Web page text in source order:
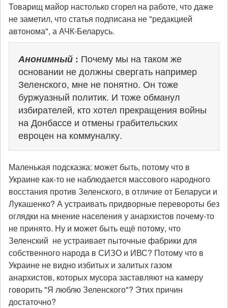
Товарищ майор настолько сгорел на работе, что даже
не заметил, что статья подписана не "редакцией
автонома", а АЧК-Беларусь.
Анонимный: Почему мы на таком же
основании не должны свергать например
Зеленского, мне не понятно. Он тоже
буржуазный политик. И тоже обманул
избирателей, кто хотел прекращения войны
на Донбассе и отмены грабительских
евроцен на коммуналку.
Маленькая подсказка: может быть, потому что в
Украине как-то не наблюдается массового народного
восстания против Зеленского, в отличие от Беларуси и
Лукашенко? А устраивать придворные перевороты без
оглядки на мнение населения у анархистов почему-то
не принято. Ну и может быть ещё потому, что
Зеленский не устраивает пыточные фабрики для
собственного народа в СИЗО и ИВС? Потому что в
Украине не видно избитых и залитых газом
анархистов, которых мусора заставляют на камеру
говорить "Я люблю Зеленского"? Этих причин
достаточно?